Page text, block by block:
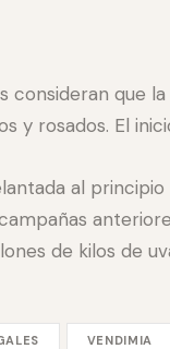
consideran que
y rosados. El
al
de kilos de
VENDIMIA